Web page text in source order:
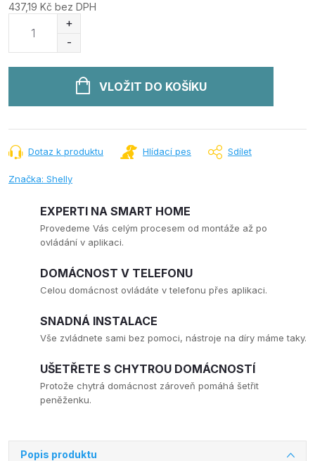
437,19 Kč bez DPH
VLOŽIT DO KOŠÍKU
Dotaz k produktu Hlídací pes Sdílet
Značka: Shelly
EXPERTI NA SMART HOME
Provedeme Vás celým procesem od montáže až po
ovládání v aplikaci.
DOMÁCNOST V TELEFONU
Celou domácnost ovládáte v telefonu přes aplikaci.
SNADNÁ INSTALACE
Vše zvládnete sami bez pomoci, nástroje na díry máme taky.
UŠETŘETE S CHYTROU DOMÁCNOSTÍ
Protože chytrá domácnost zároveň pomáhá šetřit
peněženku.
Popis produktu